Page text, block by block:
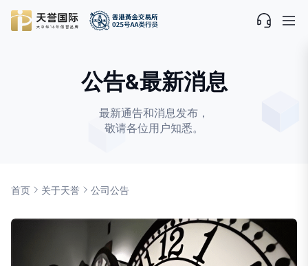
公告&最新消息
最新通告和消息发布，
敬请各位用户知悉。
首页 关于天誉 公司公告